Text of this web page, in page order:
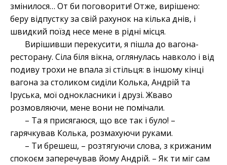
змінилося… От би поговорити! Отже, вирішено:
беру відпустку за свій рахунок на кілька днів, і
швидкий поїзд несе мене в рідні місця.
Вирішивши перекусити, я пішла до вагона-
ресторану. Сіла біля вікна, оглянулась навколо і від
подиву трохи не впала зі стільця: в іншому кінці
вагона за столиком сиділи Колька, Андрій та
Іруська, мої однокласники і друзі. Жваво
розмовляючи, мене вони не помічали.
– Та я присягаюся, що все так і було! –
гарячкував Колька, розмахуючи руками.
– Ти брешеш, – розтягуючи слова, з крижаним
спокоєм заперечував йому Андрій. – Як ти міг сам